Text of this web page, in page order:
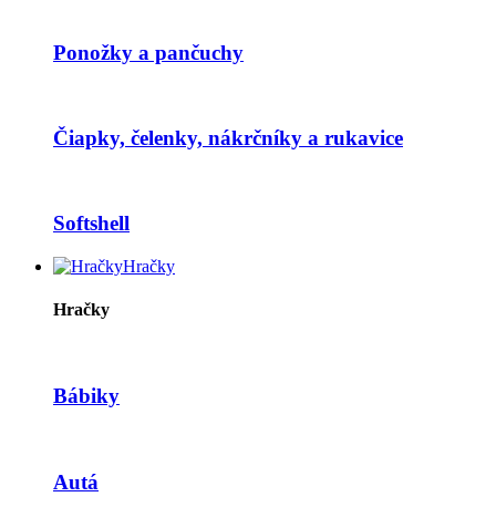
Ponožky a pančuchy
Čiapky, čelenky, nákrčníky a rukavice
Softshell
Hračky
Hračky
Bábiky
Autá